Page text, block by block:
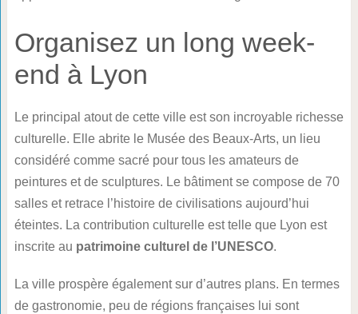
Organisez un long week-
end à Lyon
Le principal atout de cette ville est son incroyable richesse
culturelle. Elle abrite le Musée des Beaux-Arts, un lieu
considéré comme sacré pour tous les amateurs de
peintures et de sculptures. Le bâtiment se compose de 70
salles et retrace l’histoire de civilisations aujourd’hui
éteintes. La contribution culturelle est telle que Lyon est
inscrite au patrimoine culturel de l’UNESCO.
La ville prospère également sur d’autres plans. En termes
de gastronomie, peu de régions françaises lui sont